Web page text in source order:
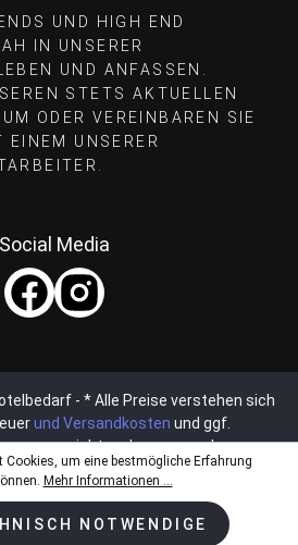
UND HIGH END
IN UNSERER
UND ANFASSEN.
STETS AKTUELLEN
ODER VEREINBAREN SIE
UNSERER
Social Media
- * Alle Preise verstehen sich
und Versandkosten und ggf.
wenn nicht anders angegeben.
Cookies, um eine bestmögliche Erfahrung
Mehr Informationen ...
NOTWENDIGE